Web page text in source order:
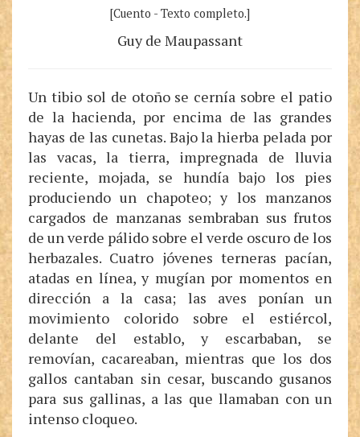
[Cuento - Texto completo.]
Guy de Maupassant
Un tibio sol de otoño se cernía sobre el patio
de la hacienda, por encima de las grandes
hayas de las cunetas. Bajo la hierba pelada por
las vacas, la tierra, impregnada de lluvia
reciente, mojada, se hundía bajo los pies
produciendo un chapoteo; y los manzanos
cargados de manzanas sembraban sus frutos
de un verde pálido sobre el verde oscuro de los
herbazales. Cuatro jóvenes terneras pacían,
atadas en línea, y mugían por momentos en
dirección a la casa; las aves ponían un
movimiento colorido sobre el estiércol,
delante del establo, y escarbaban, se
removían, cacareaban, mientras que los dos
gallos cantaban sin cesar, buscando gusanos
para sus gallinas, a las que llamaban con un
intenso cloqueo.